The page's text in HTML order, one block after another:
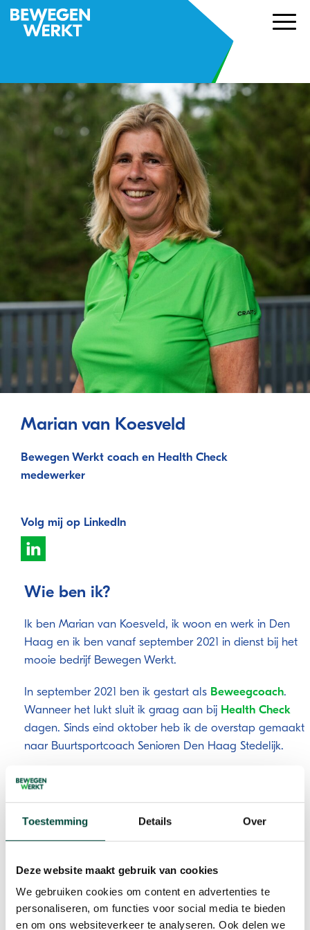
Toestemming Details Over
Deze website maakt gebruik van cookies
We gebruiken cookies om content en advertenties te
personaliseren, om functies voor social media te bieden
en om ons websiteverkeer te analyseren. Ook delen we
Marian van Koesveld
Bewegen Werkt coach en Health Check
medewerker
Volg mij op LinkedIn
Wie ben ik?
Ik ben Marian van Koesveld, ik woon en werk in Den
Haag en ik ben vanaf september 2021 in dienst bij het
mooie bedrijf Bewegen Werkt.
In september 2021 ben ik gestart als Beweegcoach.
Wanneer het lukt sluit ik graag aan bij Health Check
dagen. Sinds eind oktober heb ik de overstap gemaakt
naar Buurtsportcoach Senioren Den Haag Stedelijk.
Wat drijft mij?
mensen te kunnen faciliteren om zo vitaal en gelukkig
positieve gezondheid waar de factoren fysiek, sociaal,
keuzes te kunnen maken naar een positieve
gezondheid en zelfredzaamheid.